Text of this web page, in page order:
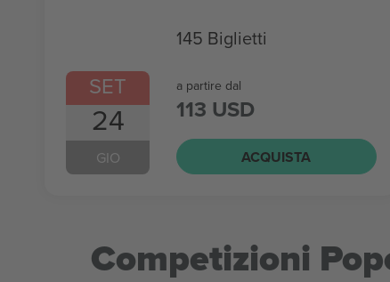
SET
24
GIO
145 Biglietti
a partire dal
113 USD
ACQUISTA
Competizioni